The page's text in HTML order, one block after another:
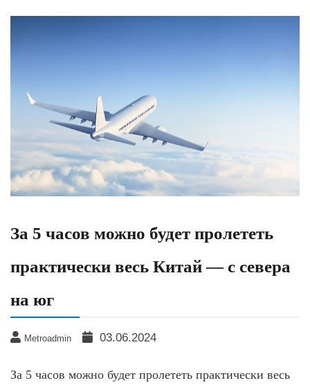
За 5 часов можно будет пролететь
практически весь Китай — с севера
на юг
Metroadmin 03.06.2024
За 5 часов можно будет пролететь практически весь